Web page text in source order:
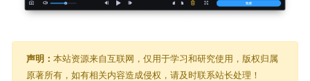
声明： 本站资源来自互联网，仅用于学习和研究使用，版权归属
原著所有，如有相关内容造成侵权，请及时联系站长处理！